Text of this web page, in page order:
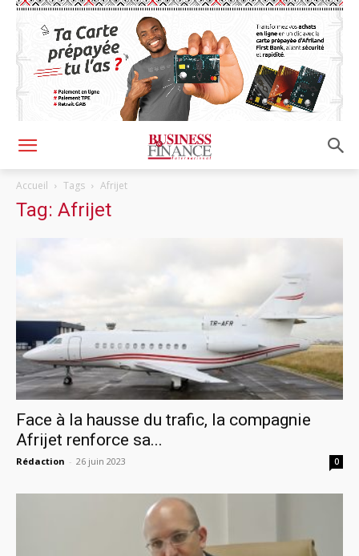
Accueil Tags Afrijet
Tag: Afrijet
Face à la hausse du trafic, la compagnie
Afrijet renforce sa...
Rédaction - 26 juin 2023 0